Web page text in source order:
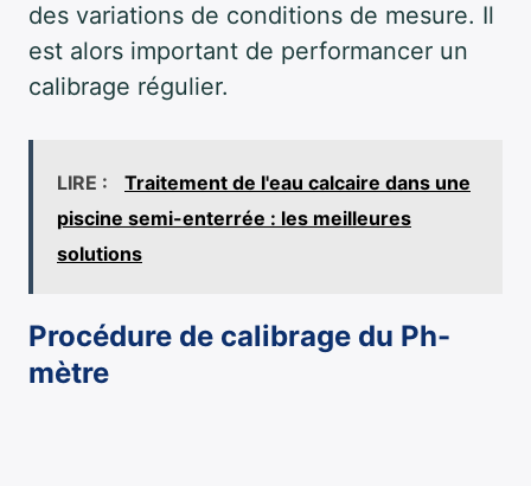
des variations de conditions de mesure. Il
est alors important de performancer un
calibrage régulier.
LIRE :
Traitement de l'eau calcaire dans une
piscine semi-enterrée : les meilleures
solutions
Procédure de calibrage du Ph-
mètre